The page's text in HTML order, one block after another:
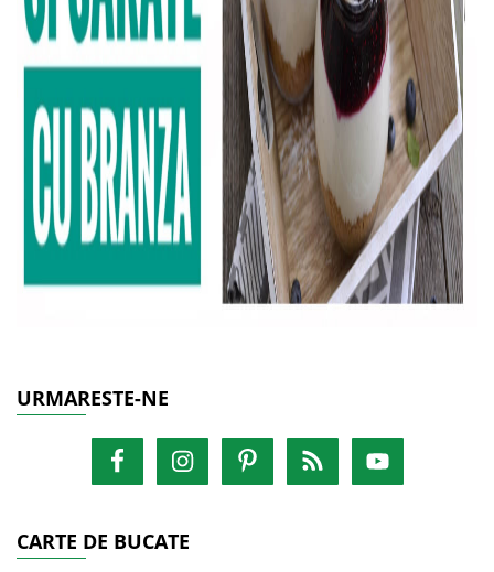
URMARESTE-NE
CARTE DE BUCATE